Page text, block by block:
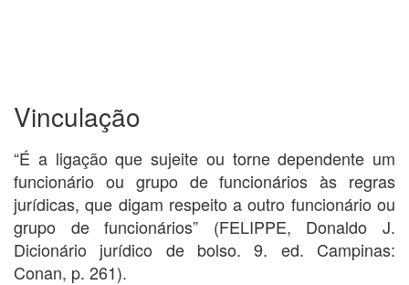
Vinculação
“É a ligação que sujeite ou torne dependente um
funcionário ou grupo de funcionários às regras
jurídicas, que digam respeito a outro funcionário ou
grupo de funcionários” (FELIPPE, Donaldo J.
Dicionário jurídico de bolso. 9. ed. Campinas:
Conan, p. 261).